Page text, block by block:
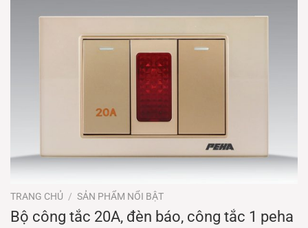
TRANG CHỦ / SẢN PHẨM NỔI BẬT
Bộ công tắc 20A, đèn báo, công tắc 1 peha